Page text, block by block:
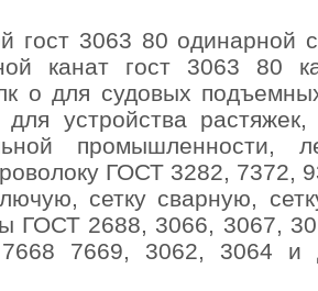
гост 3063 80 одинарной
канат гост 3063 80
о для судовых
для устройства
промышленности,
ГОСТ 3282, 7372,
сетку сварную,
ГОСТ 2688, 3066, 3067,
7669, 3062, 3064 и